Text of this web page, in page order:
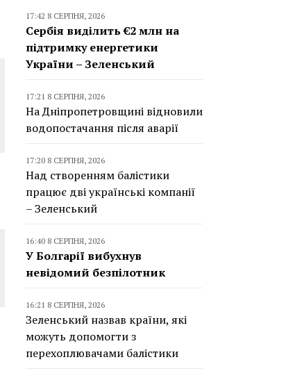
17:42 8 СЕРПНЯ, 2026
Сербія виділить €2 млн на
підтримку енергетики
України – Зеленський
17:21 8 СЕРПНЯ, 2026
На Дніпропетровщині відновили
водопостачання після аварії
17:20 8 СЕРПНЯ, 2026
Над створенням балістики
працює дві українські компанії
– Зеленський
16:40 8 СЕРПНЯ, 2026
У Болгарії вибухнув
невідомий безпілотник
16:21 8 СЕРПНЯ, 2026
Зеленський назвав країни, які
можуть допомогти з
перехоплювачами балістики